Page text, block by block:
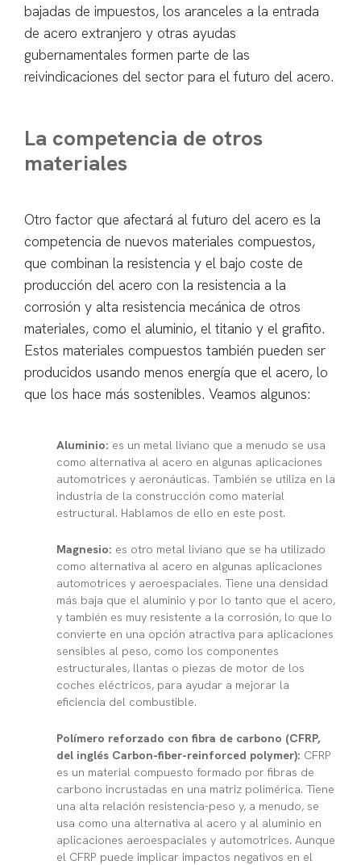
bajadas de impuestos, los aranceles a la entrada
de acero extranjero y otras ayudas
gubernamentales formen parte de las
reivindicaciones del sector para el futuro del acero.
La competencia de otros
materiales
Otro factor que afectará al futuro del acero es la
competencia de nuevos materiales compuestos,
que combinan la resistencia y el bajo coste de
producción del acero con la resistencia a la
corrosión y alta resistencia mecánica de otros
materiales, como el aluminio, el titanio y el grafito.
Estos materiales compuestos también pueden ser
producidos usando menos energía que el acero, lo
que los hace más sostenibles. Veamos algunos:
Aluminio: es un metal liviano que a menudo se usa
como alternativa al acero en algunas aplicaciones
automotrices y aeronáuticas. También se utiliza en la
industria de la construcción como material
estructural. Hablamos de ello en este post.
Magnesio: es otro metal liviano que se ha utilizado
como alternativa al acero en algunas aplicaciones
automotrices y aeroespaciales. Tiene una densidad
más baja que el aluminio y por lo tanto que el acero,
y también es muy resistente a la corrosión, lo que lo
convierte en una opción atractiva para aplicaciones
sensibles al peso, como los componentes
estructurales, llantas o piezas de motor de los
coches eléctricos, para ayudar a mejorar la
eficiencia del combustible.
Polímero reforzado con fibra de carbono (CFRP,
del inglés Carbon-fiber-reinforced polymer): CFRP
es un material compuesto formado por fibras de
carbono incrustadas en una matriz polimérica. Tiene
una alta relación resistencia-peso y, a menudo, se
usa como una alternativa al acero y al aluminio en
aplicaciones aeroespaciales y automotrices. Aunque
el CFRP puede implicar impactos negativos en el